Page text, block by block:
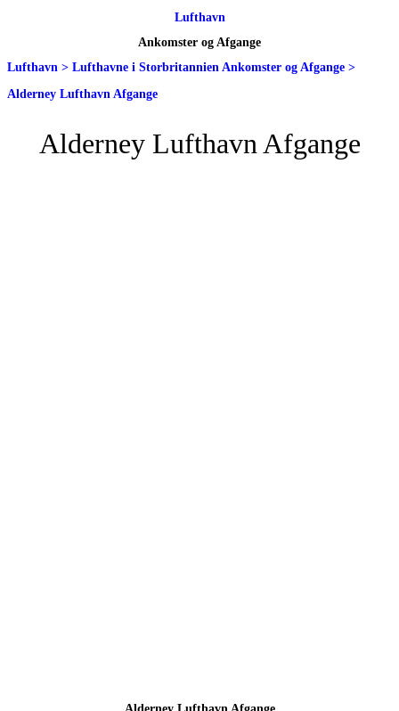
Lufthavn
Ankomster og Afgange
Lufthavn > Lufthavne i Storbritannien Ankomster og Afgange >
Alderney Lufthavn Afgange
Alderney Lufthavn Afgange